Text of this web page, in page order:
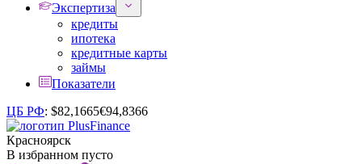
Экспертиза
кредиты
ипотека
кредитные карты
займы
Показатели
ЦБ РФ: $82,1665€94,8366
Красноярск
В избранном пусто